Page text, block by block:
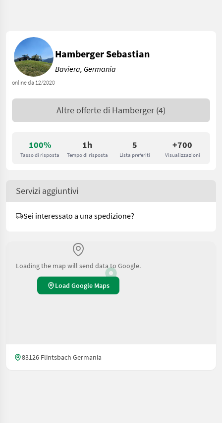
100%
Tasso di risposta
1h
Tempo di risposta
5
Lista preferiti
+700
Visualizzazioni
online da 12/2020
Hamberger Sebastian
Baviera, Germania
Altre offerte di Hamberger (4)
Servizi aggiuntivi
Sei interessato a una spedizione?
Loading the map will send data to Google.
Load Google Maps
83126 Flintsbach Germania